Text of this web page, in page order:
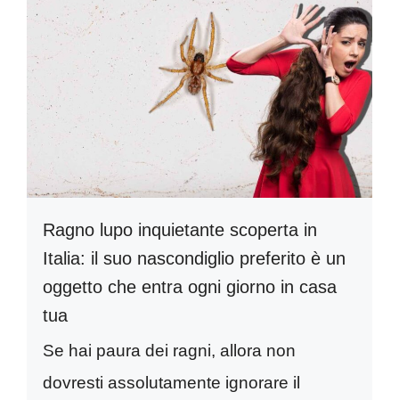
Ragno lupo inquietante scoperta in
Italia: il suo nascondiglio preferito è un
oggetto che entra ogni giorno in casa
tua
Se hai paura dei ragni, allora non
dovresti assolutamente ignorare il